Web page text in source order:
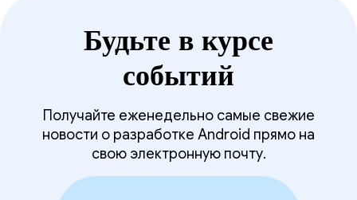
Будьте в курсе
событий
Получайте еженедельно самые свежие
новости о разработке Android прямо на
свою электронную почту.